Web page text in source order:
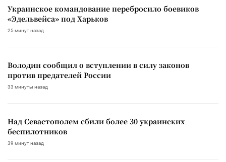
Украинское командование перебросило боевиков
«Эдельвейса» под Харьков
25 минут назад
Володин сообщил о вступлении в силу законов
против предателей России
33 минуты назад
Над Севастополем сбили более 30 украинских
беспилотников
39 минут назад